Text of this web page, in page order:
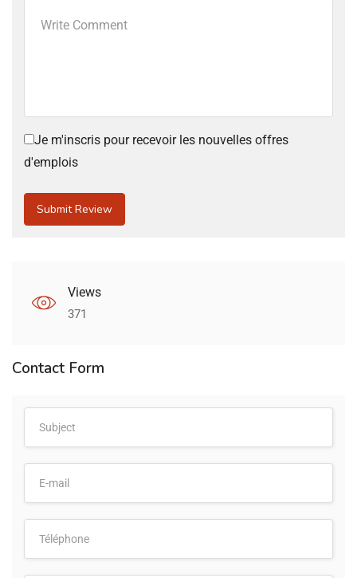
Je m'inscris pour recevoir les nouvelles offres
d'emplois
Views
371
Contact Form